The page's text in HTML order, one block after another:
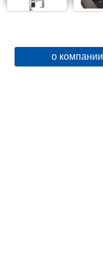
о компании